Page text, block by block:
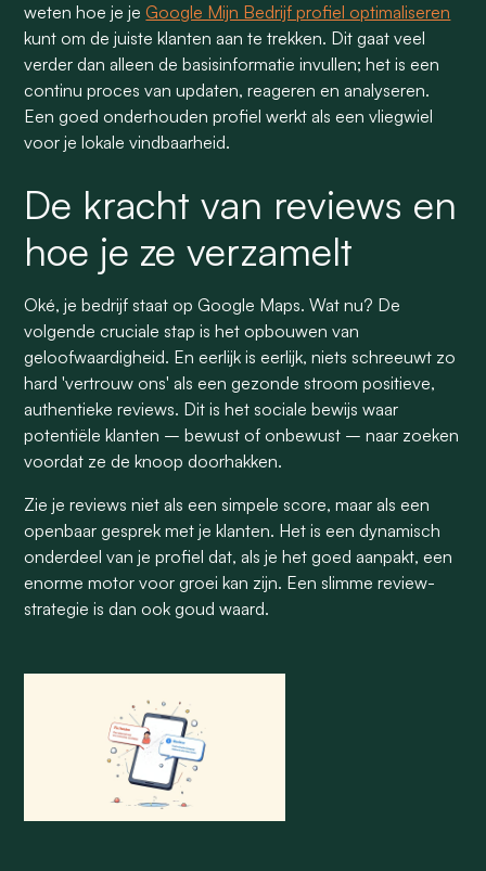
weten hoe je je Google Mijn Bedrijf profiel optimaliseren
kunt om de juiste klanten aan te trekken. Dit gaat veel
verder dan alleen de basisinformatie invullen; het is een
continu proces van updaten, reageren en analyseren.
Een goed onderhouden profiel werkt als een vliegwiel
voor je lokale vindbaarheid.
De kracht van reviews en
hoe je ze verzamelt
Oké, je bedrijf staat op Google Maps. Wat nu? De
volgende cruciale stap is het opbouwen van
geloofwaardigheid. En eerlijk is eerlijk, niets schreeuwt zo
hard 'vertrouw ons' als een gezonde stroom positieve,
authentieke reviews. Dit is het sociale bewijs waar
potentiële klanten – bewust of onbewust – naar zoeken
voordat ze de knoop doorhakken.
Zie je reviews niet als een simpele score, maar als een
openbaar gesprek met je klanten. Het is een dynamisch
onderdeel van je profiel dat, als je het goed aanpakt, een
enorme motor voor groei kan zijn. Een slimme review-
strategie is dan ook goud waard.